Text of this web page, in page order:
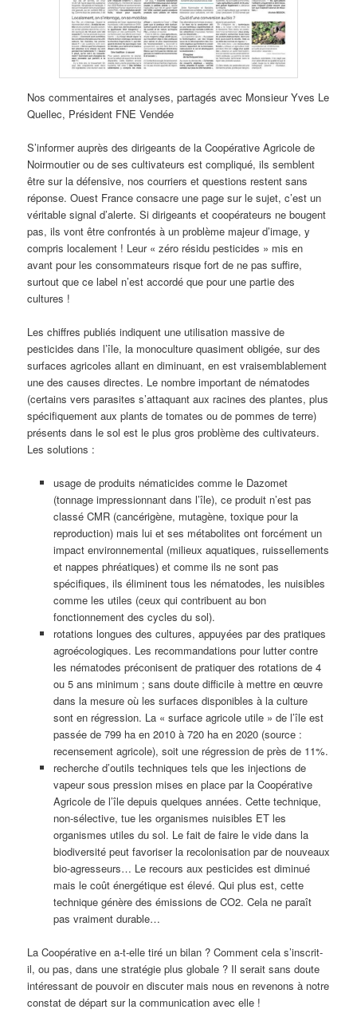
Nos commentaires et analyses, partagés avec Monsieur Yves Le
Quellec, Président FNE Vendée
S’informer auprès des dirigeants de la Coopérative Agricole de
Noirmoutier ou de ses cultivateurs est compliqué, ils semblent
être sur la défensive, nos courriers et questions restent sans
réponse. Ouest France consacre une page sur le sujet, c’est un
véritable signal d’alerte. Si dirigeants et coopérateurs ne bougent
pas, ils vont être confrontés à un problème majeur d’image, y
compris localement ! Leur « zéro résidu pesticides » mis en
avant pour les consommateurs risque fort de ne pas suffire,
surtout que ce label n’est accordé que pour une partie des
cultures !
Les chiffres publiés indiquent une utilisation massive de
pesticides dans l’île, la monoculture quasiment obligée, sur des
surfaces agricoles allant en diminuant, en est vraisemblablement
une des causes directes. Le nombre important de nématodes
(certains vers parasites s’attaquant aux racines des plantes, plus
spécifiquement aux plants de tomates ou de pommes de terre)
présents dans le sol est le plus gros problème des cultivateurs.
Les solutions :
usage de produits nématicides comme le Dazomet
(tonnage impressionnant dans l’île), ce produit n’est pas
classé CMR (cancérigène, mutagène, toxique pour la
reproduction) mais lui et ses métabolites ont forcément un
impact environnemental (milieux aquatiques, ruissellements
et nappes phréatiques) et comme ils ne sont pas
spécifiques, ils éliminent tous les nématodes, les nuisibles
comme les utiles (ceux qui contribuent au bon
fonctionnement des cycles du sol).
rotations longues des cultures, appuyées par des pratiques
agroécologiques. Les recommandations pour lutter contre
les nématodes préconisent de pratiquer des rotations de 4
ou 5 ans minimum ; sans doute difficile à mettre en œuvre
dans la mesure où les surfaces disponibles à la culture
sont en régression. La « surface agricole utile » de l’île est
passée de 799 ha en 2010 à 720 ha en 2020 (source :
recensement agricole), soit une régression de près de 11%.
recherche d’outils techniques tels que les injections de
vapeur sous pression mises en place par la Coopérative
Agricole de l’île depuis quelques années. Cette technique,
non-sélective, tue les organismes nuisibles ET les
organismes utiles du sol. Le fait de faire le vide dans la
biodiversité peut favoriser la recolonisation par de nouveaux
bio-agresseurs… Le recours aux pesticides est diminué
mais le coût énergétique est élevé. Qui plus est, cette
technique génère des émissions de CO2. Cela ne paraît
pas vraiment durable…
La Coopérative en a-t-elle tiré un bilan ? Comment cela s’inscrit-
il, ou pas, dans une stratégie plus globale ? Il serait sans doute
intéressant de pouvoir en discuter mais nous en revenons à notre
constat de départ sur la communication avec elle !